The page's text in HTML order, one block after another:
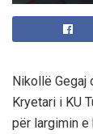
Nikollë
Kryetari i KU
për largimin